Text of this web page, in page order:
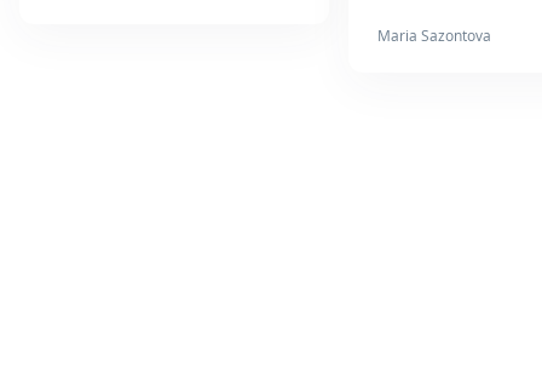
Maria Sazontova